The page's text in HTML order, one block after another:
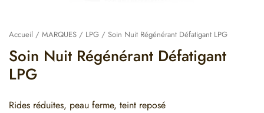
Accueil / MARQUES / LPG / Soin Nuit Régénérant Défatigant LPG
Soin Nuit Régénérant Défatigant
LPG
Rides réduites, peau ferme, teint reposé